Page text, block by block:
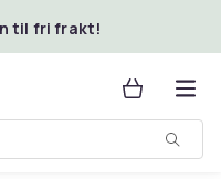
til fri frakt!